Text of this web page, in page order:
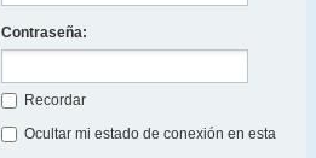
Contraseña:
Recordar
Ocultar mi estado de conexión en esta